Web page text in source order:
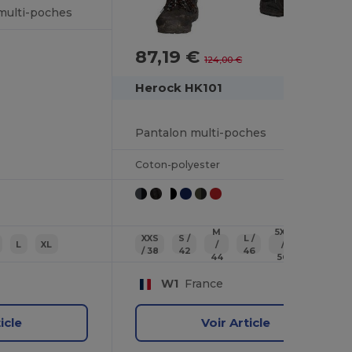
poches
L XL
87,19 €124,00 €
Herock HK101
Pantalon multi-poches
Coton-polyester
XXS
/ 38
S /
42
M
/
44
L /
46
5XL
/
56
W1 France
Voir Article